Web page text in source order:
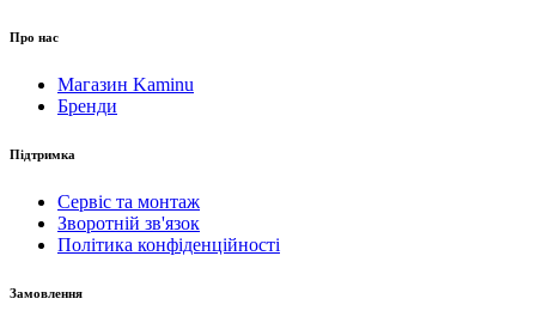
Про нас
Магазин Kaminu
Бренди
Підтримка
Сервіс та монтаж
Зворотній зв'язок
Політика конфіденційності
Замовлення